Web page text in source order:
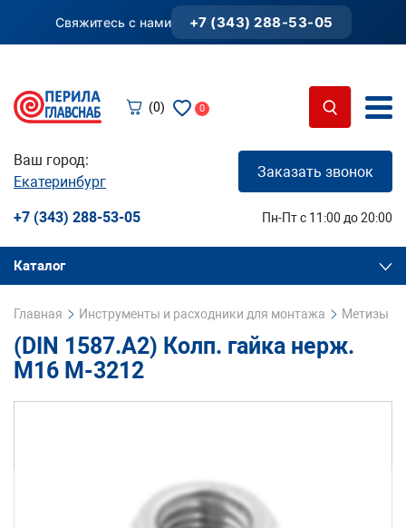
Свяжитесь с нами +7 (343) 288-53-05
(0) 0
Ваш город:
Екатеринбург
Заказать звонок
+7 (343) 288-53-05 Пн-Пт с 11:00 до 20:00
Каталог
Главная Инструменты и расходники для монтажа Метизы и
(DIN 1587.A2) Колп. гайка нерж.
М16 М-3212